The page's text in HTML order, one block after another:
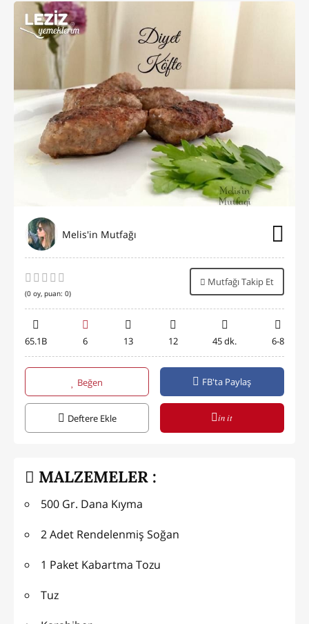
Melis'in Mutfağı
(0 oy, puan: 0)
Mutfağı Takip Et
65.1B 6 13 12 45 dk. 6-8
Beğen FB'ta Paylaş
Deftere Ekle in it
MALZEMELER :
500 Gr. Dana Kıyma
2 Adet Rendelenmiş Soğan
1 Paket Kabartma Tozu
Tuz